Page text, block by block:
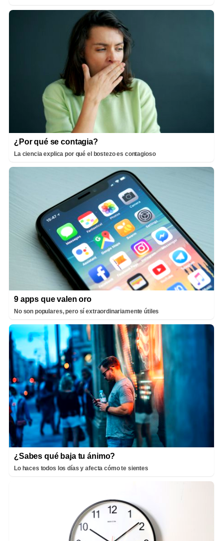
¿Por qué se contagia?
La ciencia explica por qué el bostezo es contagioso
9 apps que valen oro
No son populares, pero sí extraordinariamente útiles
¿Sabes qué baja tu ánimo?
Lo haces todos los días y afecta cómo te sientes